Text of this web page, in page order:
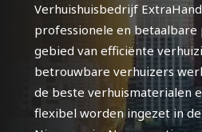
Verhuishuisbedrijf
professionele en
gebied van efficiënte
betrouwbare verhuizers
de beste verhuismaterialen
flexibel worden ingezet in